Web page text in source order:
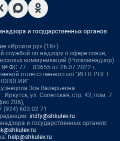
и государственных органов
«Ирсити.ру» (18+)
службой по надзору в сфере связи,
коммуникаций (Роскомнадзор)
ФС 77 – 83655 от 26.07.2022 г.
ответственностью "ИНТЕРНЕТ
Зоя Валерьевна
Иркутск, ул. Советская, стр. 42, пом. 7
206),
(924) 603 02 71
ircity@shkulev.ru
и государственных органов:
help@shkulev.ru